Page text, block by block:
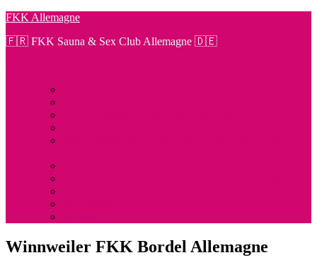
Zum
springen
FKK Allemagne
🇫🇷 FKK Sauna & Sex Club Allemagne 🇩🇪
Winnweiler FKK Bordel Allemagne